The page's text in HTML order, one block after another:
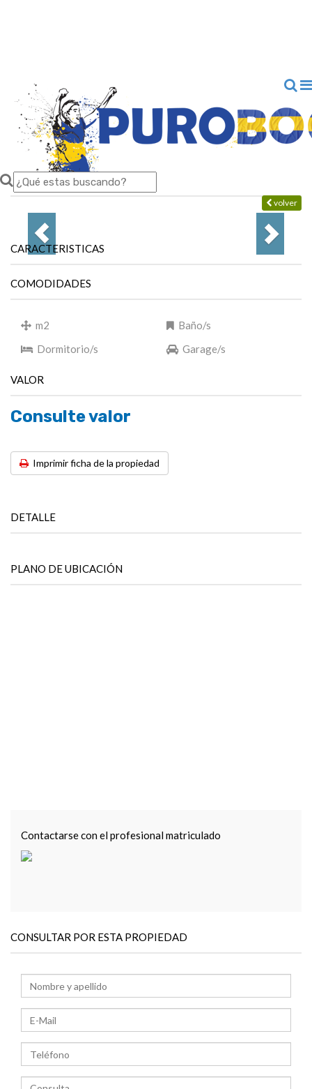
volver
CARACTERISTICAS
COMODIDADES
m2
Baño/s
Dormitorio/s
Garage/s
VALOR
Consulte valor
Imprimir ficha de la propiedad
DETALLE
PLANO DE UBICACIÓN
Contactarse con el profesional matriculado
CONSULTAR POR ESTA PROPIEDAD